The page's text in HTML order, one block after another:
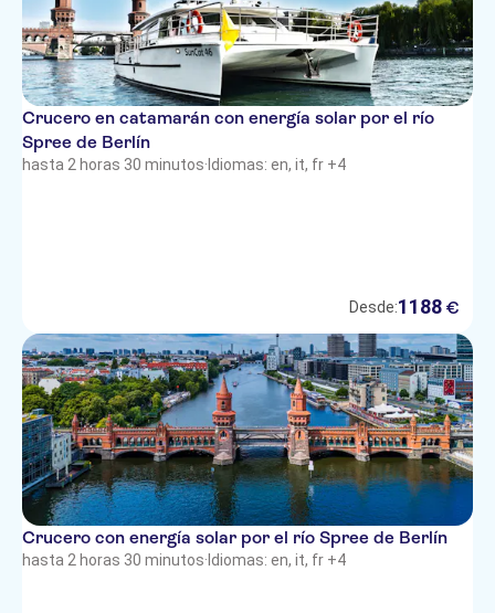
Crucero en catamarán con energía solar por el río
Spree de Berlín
hasta 2 horas 30 minutos· Idiomas: en, it, fr +4
Desde:1188 €
Crucero con energía solar por el río Spree de Berlín
hasta 2 horas 30 minutos· Idiomas: en, it, fr +4